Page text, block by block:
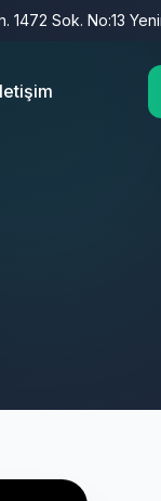
1472 Sok. No:13